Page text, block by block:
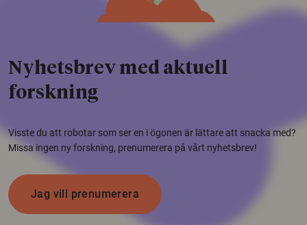
Nyhetsbrev med aktuell
forskning
Visste du att robotar som ser en i ögonen är lättare att snacka med?
Missa ingen ny forskning, prenumerera på vårt nyhetsbrev!
Jag vill prenumerera